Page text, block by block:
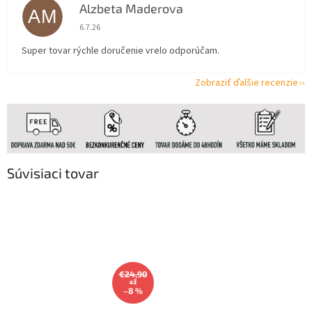
Súvisiaci tovar
€24,90
až
–8 %
AM Alzbeta Maderova
Hodnotenie obchodu je 5 z 5 hviezdičiek.
6.7.26
Super tovar rýchle doručenie vrelo odporúčam.
Zobraziť ďalšie recenzie